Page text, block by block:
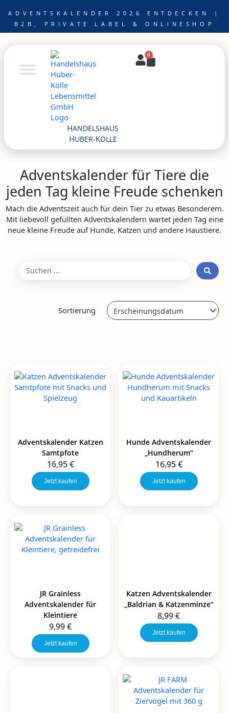
Inhalt
springen
ADVENTSKALENDER 2026 ENTDECKEN |
B2B, PRIVATE LABEL & ONLINESHOP
HANDELSHAUS
HUBER-KÖLLE
0
Warenkorb
Adventskalender für Tiere die
jeden Tag kleine Freude schenken
Mach die Adventszeit auch für dein Tier zu etwas Besonderem.
Mit liebevoll gefüllten Adventskalendern wartet jeden Tag eine
neue kleine Freude auf Hunde, Katzen und andere Haustiere.
Search
...
Sortierung
Adventskalender Katzen
Samtpfote
16,95€
Jetzt kaufen
Hunde Adventskalender
„Hundherum“
16,95€
Jetzt kaufen
JR Grainless
Adventskalender für
Kleintiere
9,99€
Jetzt kaufen
Katzen Adventskalender
„Baldrian & Katzenminze“
8,99€
Jetzt kaufen